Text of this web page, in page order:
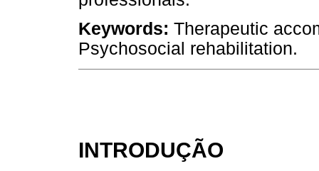
Keywords: Therapeutic
Psychosocial rehabilitation.
INTRODUÇÃO